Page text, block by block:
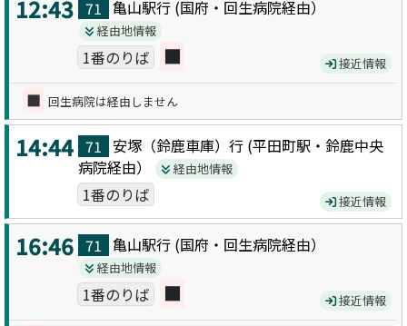
12:43 71 亀山駅行 (国府・回生病院経由）
経由地情報
1番のりば ■ 接近情報
■ 回生病院は経由しません
14:44 71 安塚（鈴鹿車庫） 行 (平田町駅・鈴鹿中央
病院経由） 経由地情報
1番のりば 接近情報
16:46 71 亀山駅行 (国府・回生病院経由）
経由地情報
1番のりば ■ 接近情報